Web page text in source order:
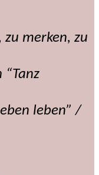
merken, zu
leben” /